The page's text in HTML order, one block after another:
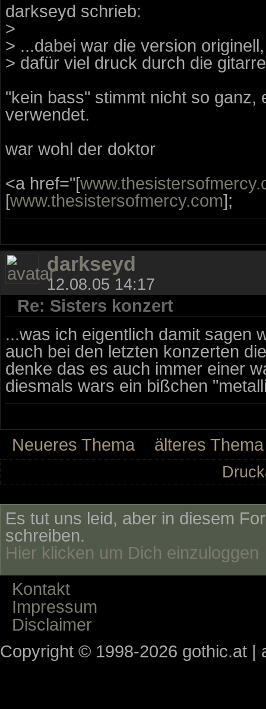
darkseyd schrieb:
>
> ...dabei war die version
> dafür viel druck durch die
"kein bass" stimmt nicht so
verwendet.
war wohl der doktor
<a href="[
[www.thesistersofmercy.com];
darkseyd
12.08.05 14:17
Re: Sisters konzert
...was ich eigentlich damit sagen
auch bei den letzten konzerten
denke das es auch immer einer
diesmals wars ein bißchen
Neueres Thema älteres Thema
Es tut uns leid, aber in diesem
schreiben.
Hier klicken um Dich einzuloggen
Kontakt
Impressum
Disclaimer
Copyright © 1998-2026 gothic.at |